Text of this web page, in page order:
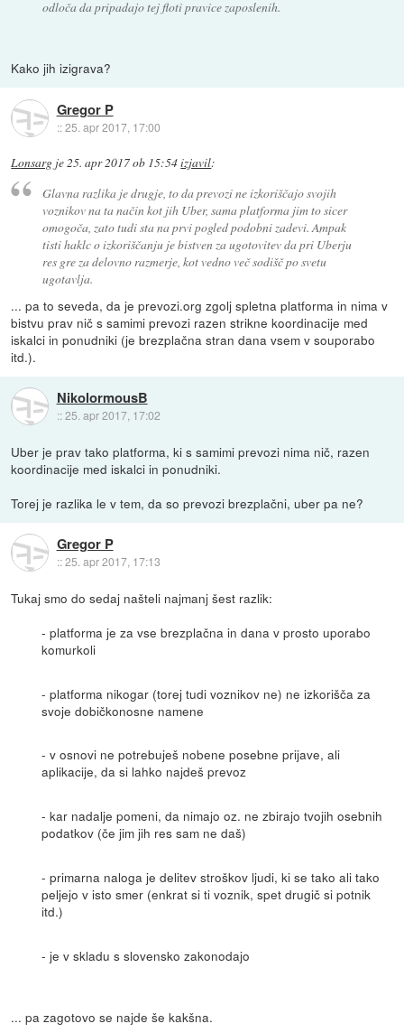
odloča da pripadajo tej floti pravice zaposlenih.
Kako jih izigrava?
Gregor P
::25. apr 2017, 17:00
Lonsarg je25. apr 2017 ob 15:54izjavil:
Glavna razlika je drugje, to da prevozi ne izkoriščajo svojih
voznikov na ta način kot jih Uber, sama platforma jim to sicer
omogoča, zato tudi sta na prvi pogled podobni zadevi. Ampak
tisti haklc o izkoriščanju je bistven za ugotovitev da pri Uberju
res gre za delovno razmerje, kot vedno več sodišč po svetu
ugotavlja.
... pa to seveda, da je prevozi.org zgolj spletna platforma in nima v
bistvu prav nič s samimi prevozi razen strikne koordinacije med
iskalci in ponudniki (je brezplačna stran dana vsem v souporabo
itd.).
NikolormousB
::25. apr 2017, 17:02
Uber je prav tako platforma, ki s samimi prevozi nima nič, razen
koordinacije med iskalci in ponudniki.
Torej je razlika le v tem, da so prevozi brezplačni, uber pa ne?
Gregor P
::25. apr 2017, 17:13
Tukaj smo do sedaj našteli najmanj šest razlik:
- platforma je za vse brezplačna in dana v prosto uporabo
komurkoli
- platforma nikogar (torej tudi voznikov ne) ne izkorišča za
svoje dobičkonosne namene
- v osnovi ne potrebuješ nobene posebne prijave, ali
aplikacije, da si lahko najdeš prevoz
- kar nadalje pomeni, da nimajo oz. ne zbirajo tvojih osebnih
podatkov (če jim jih res sam ne daš)
- primarna naloga je delitev stroškov ljudi, ki se tako ali tako
peljejo v isto smer (enkrat si ti voznik, spet drugič si potnik
itd.)
- je v skladu s slovensko zakonodajo
... pa zagotovo se najde še kakšna.